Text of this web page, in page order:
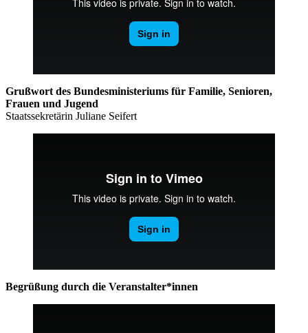
Grußwort des Bundesministeriums für Familie, Senioren,
Frauen und Jugend
Staatssekretärin Juliane Seifert
Begrüßung durch die Veranstalter*innen